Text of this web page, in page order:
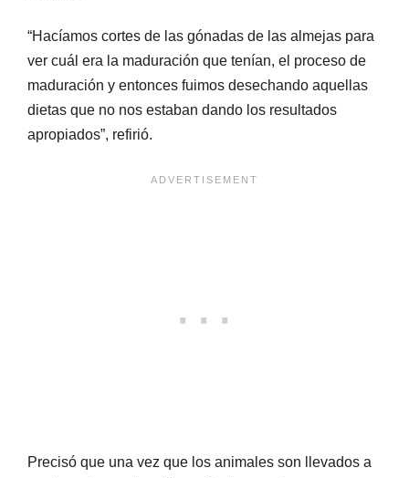
“Hacíamos cortes de las gónadas de las almejas para
ver cuál era la maduración que tenían, el proceso de
maduración y entonces fuimos desechando aquellas
dietas que no nos estaban dando los resultados
apropiados”, refirió.
Precisó que una vez que los animales son llevados a